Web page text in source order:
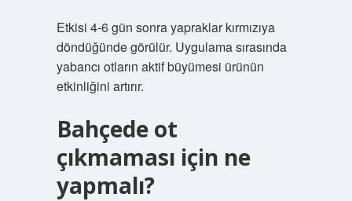
Etkisi 4-6 gün sonra yapraklar kırmızıya
döndüğünde görülür. Uygulama sırasında
yabancı otların aktif büyümesi ürünün
etkinliğini artırır.
Bahçede ot
çıkmaması için ne
yapmalı?